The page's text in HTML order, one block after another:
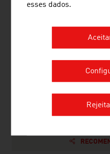
Sectores Importantes
esses dados.